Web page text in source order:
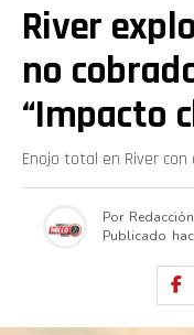
River
no
“Impacto
Enojo total en River
Por
Publicado